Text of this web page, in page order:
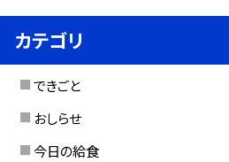
カテゴリ
できごと
おしらせ
今日の給食